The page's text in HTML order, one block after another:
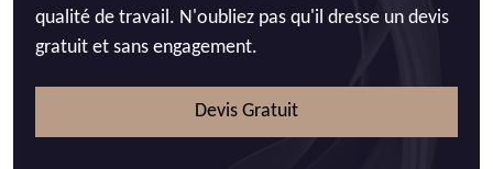
qualité de travail. N'oubliez pas qu'il dresse un devis
gratuit et sans engagement.
Devis Gratuit